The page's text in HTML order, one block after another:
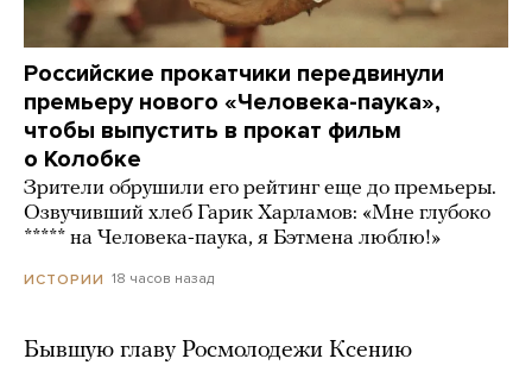
Российские прокатчики передвинули
премьеру нового «Человека-паука»,
чтобы выпустить в прокат фильм
о Колобке
Зрители обрушили его рейтинг еще до премьеры.
Озвучивший хлеб Гарик Харламов: «Мне глубоко
***** на Человека-паука, я Бэтмена люблю!»
ИСТОРИИ 18 часов назад
Бывшую главу Росмолодежи Ксению